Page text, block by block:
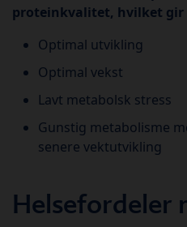
proteinkvalitet, hvilket gir
Optimal utvikling
Optimal vekst
Lavt metabolsk stress
Gunstig metabolisme
senere vektutvikling
Helsefordeler